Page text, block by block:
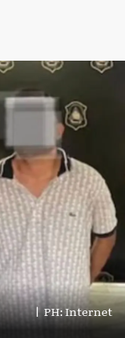
| PH: Internet